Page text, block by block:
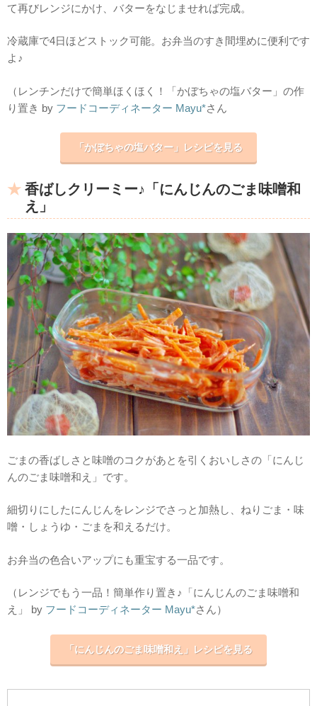
て再びレンジにかけ、バターをなじませれば完成。
冷蔵庫で4日ほどストック可能。お弁当のすき間埋めに便利です
よ♪
（レンチンだけで簡単ほくほく！「かぼちゃの塩バター」の作
り置き by フードコーディネーター Mayu*さん
「かぼちゃの塩バター」レシピを見る
香ばしクリーミー♪「にんじんのごま味噌和
え」
ごまの香ばしさと味噌のコクがあとを引くおいしさの「にんじ
んのごま味噌和え」です。
細切りにしたにんじんをレンジでさっと加熱し、ねりごま・味
噌・しょうゆ・ごまを和えるだけ。
お弁当の色合いアップにも重宝する一品です。
（レンジでもう一品！簡単作り置き♪「にんじんのごま味噌和
え」 by フードコーディネーター Mayu*さん）
「にんじんのごま味噌和え」レシピを見る